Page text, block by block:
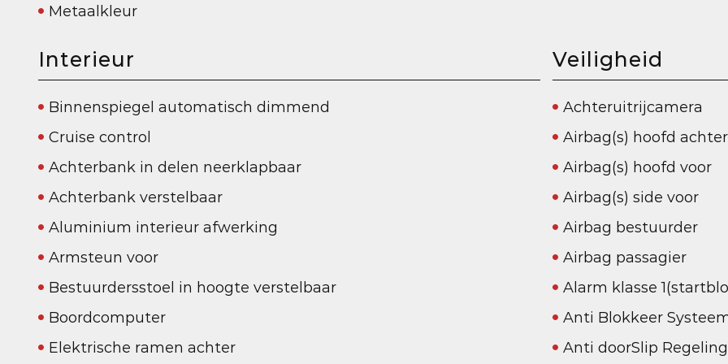
Metaalkleur
Interieur
Binnenspiegel automatisch dimmend
Cruise control
Achterbank in delen neerklapbaar
Achterbank verstelbaar
Aluminium interieur afwerking
Armsteun voor
Bestuurdersstoel in hoogte verstelbaar
Boordcomputer
Elektrische ramen achter
Veiligheid
Achteruitrijcamera
Airbag(s) hoofd achter
Airbag(s) hoofd voor
Airbag(s) side voor
Airbag bestuurder
Airbag passagier
Alarm klasse
Anti Blokkeer
Anti doorSlip Regeling